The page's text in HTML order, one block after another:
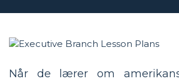
Når de lærer om